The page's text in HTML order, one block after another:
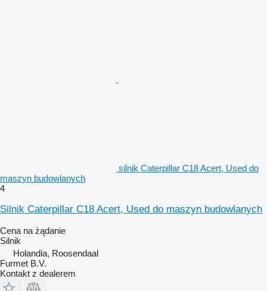
silnik Caterpillar C18 Acert, Used do
maszyn budowlanych
4
Silnik Caterpillar C18 Acert, Used do maszyn budowlanych
Cena na żądanie
Silnik
Holandia, Roosendaal
Furmet B.V.
Kontakt z dealerem